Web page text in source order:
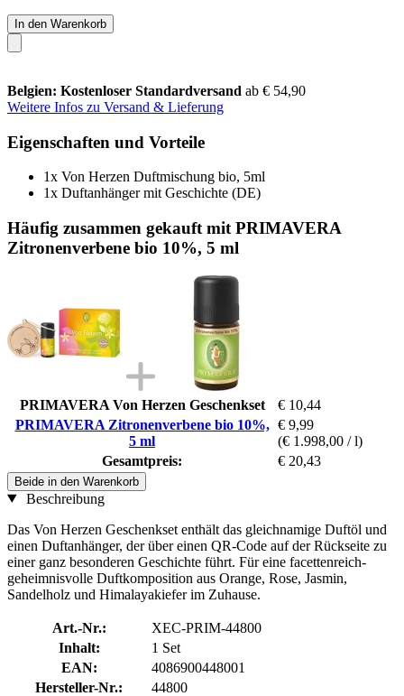
In den Warenkorb
Belgien: Kostenloser Standardversand ab € 54,90
Weitere Infos zu Versand & Lieferung
Eigenschaften und Vorteile
1x Von Herzen Duftmischung bio, 5ml
1x Duftanhänger mit Geschichte (DE)
Häufig zusammen gekauft mit PRIMAVERA
Zitronenverbene bio 10%, 5 ml
PRIMAVERA Von Herzen Geschenkset
€ 10,44
PRIMAVERA Zitronenverbene bio 10%,
5 ml
€ 9,99
(€ 1.998,00 / l)
Gesamtpreis:
€ 20,43
Beide in den Warenkorb
Beschreibung
Das Von Herzen Geschenkset enthält das gleichnamige Duftöl und
einen Duftanhänger, der über einen QR-Code auf der Rückseite zu
einer ganz besonderen Geschichte führt. Für eine facettenreich-
geheimnisvolle Duftkomposition aus Orange, Rose, Jasmin,
Sandelholz und Himalayakiefer im Zuhause.
Art.-Nr.:
XEC-PRIM-44800
Inhalt:
1 Set
EAN:
4086900448001
Hersteller-Nr.:
44800